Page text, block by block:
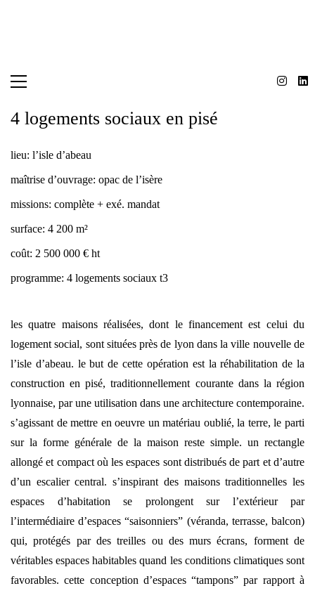
4 logements sociaux en pisé
lieu: l’isle d’abeau
maîtrise d’ouvrage: opac de l’isère
missions: complète + exé. mandat
surface: 4 200 m²
coût: 2 500 000 € ht
programme: 4 logements sociaux t3
les quatre maisons réalisées, dont le financement est celui du
logement social, sont situées près de lyon dans la ville nouvelle de
l’isle d’abeau. le but de cette opération est la réhabilitation de la
construction en pisé, traditionnellement courante dans la région
lyonnaise, par une utilisation dans une architecture contemporaine.
s’agissant de mettre en oeuvre un matériau oublié, la terre, le parti
sur la forme générale de la maison reste simple. un rectangle
allongé et compact où les espaces sont distribués de part et d’autre
d’un escalier central. s’inspirant des maisons traditionnelles les
espaces d’habitation se prolongent sur l’extérieur par
l’intermédiaire d’espaces “saisonniers” (véranda, terrasse, balcon)
qui, protégés par des treilles ou des murs écrans, forment de
véritables espaces habitables quand les conditions climatiques sont
favorables. cette conception d’espaces “tampons” par rapport à